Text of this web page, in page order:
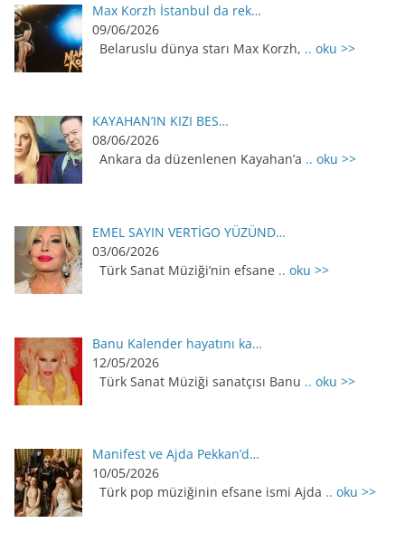
Max Korzh İstanbul da rek…
09/06/2026
Belaruslu dünya starı Max Korzh, .. oku >>
KAYAHAN’IN KIZI BES…
08/06/2026
Ankara da düzenlenen Kayahan’a .. oku >>
EMEL SAYIN VERTİGO YÜZÜND…
03/06/2026
Türk Sanat Müziği’nin efsane .. oku >>
Banu Kalender hayatını ka…
12/05/2026
Türk Sanat Müziği sanatçısı Banu .. oku >>
Manifest ve Ajda Pekkan’d…
10/05/2026
Türk pop müziğinin efsane ismi Ajda .. oku >>